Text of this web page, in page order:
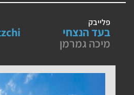
פלייבק
בעד הנצחי
מיכה גמרמן